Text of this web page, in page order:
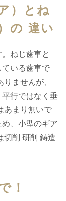
）とね
の 違い
ねじ歯車と
ている歯車で
ませんが、
行ではなく垂
あまり無いで
、小型のギア
切削 研削 鋳造
！